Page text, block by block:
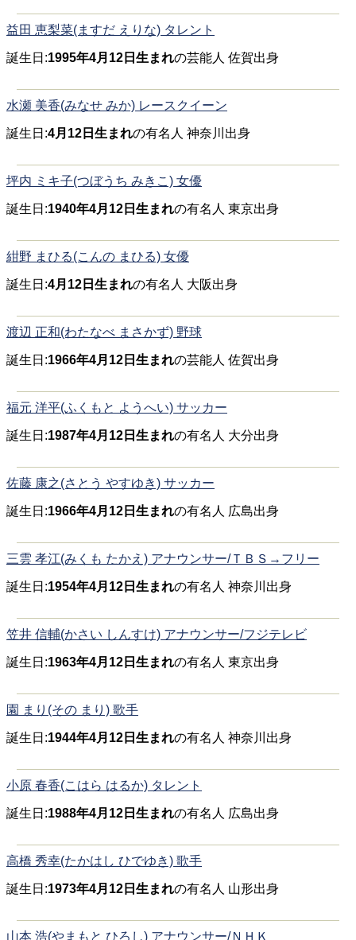
益田 恵梨菜(ますだ えりな) タレント
誕生日:1995年4月12日生まれの芸能人 佐賀出身
水瀬 美香(みなせ みか) レースクイーン
誕生日:4月12日生まれの有名人 神奈川出身
坪内 ミキ子(つぼうち みきこ) 女優
誕生日:1940年4月12日生まれの有名人 東京出身
紺野 まひる(こんの まひる) 女優
誕生日:4月12日生まれの有名人 大阪出身
渡辺 正和(わたなべ まさかず) 野球
誕生日:1966年4月12日生まれの芸能人 佐賀出身
福元 洋平(ふくもと ようへい) サッカー
誕生日:1987年4月12日生まれの有名人 大分出身
佐藤 康之(さとう やすゆき) サッカー
誕生日:1966年4月12日生まれの有名人 広島出身
三雲 孝江(みくも たかえ) アナウンサー/ＴＢＳ→フリー
誕生日:1954年4月12日生まれの有名人 神奈川出身
笠井 信輔(かさい しんすけ) アナウンサー/フジテレビ
誕生日:1963年4月12日生まれの有名人 東京出身
園 まり(その まり) 歌手
誕生日:1944年4月12日生まれの有名人 神奈川出身
小原 春香(こはら はるか) タレント
誕生日:1988年4月12日生まれの有名人 広島出身
高橋 秀幸(たかはし ひでゆき) 歌手
誕生日:1973年4月12日生まれの有名人 山形出身
山本 浩(やまもと ひろし) アナウンサー/ＮＨＫ